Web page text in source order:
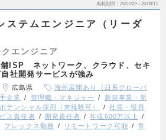
掲載期間 26/07/29～26/08/11
ステムエンジニア（リーダ
エンジニア
ISP ネットワーク、クラウド、セキ
社開発サービスが強み
広島県
海外展開あり（日系グローバ
企業 管理職・マネジャー
新規事業・新
ポテンシャル採用（未経験可）
社長・役員
ス責任者 開発責任者
年収600万以上
フレックス勤務 リモートワーク可能
育